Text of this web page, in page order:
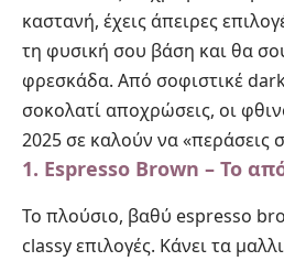
καστανή, έχεις άπειρες
τη φυσική σου βάση και θα
φρεσκάδα. Από σοφιστικέ
σοκολατί αποχρώσεις, οι
2025 σε καλούν να «περάσεις
1. Espresso Brown – Το
Το πλούσιο, βαθύ espresso
classy επιλογές. Κάνει τα